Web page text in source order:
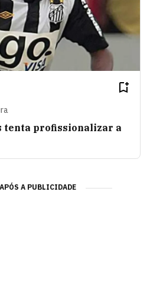
tenta profissionalizar a
A PUBLICIDADE